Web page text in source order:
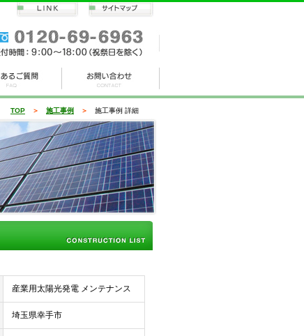
TOP ＞ 施工事例 ＞ 施工事例 詳細
産業用太陽光発電 メンテナンス
埼玉県幸手市